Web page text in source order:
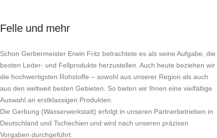
Felle und mehr
Schon Gerbermeister Erwin Fritz betrachtete es als seine Aufgabe, die
besten Leder- und Fellprodukte herzustellen. Auch heute beziehen wir
die hochwertigsten Rohstoffe – sowohl aus unserer Region als auch
aus den weltweit besten Gebieten. So bieten wir Ihnen eine vielfältige
Auswahl an erstklassigen Produkten.
Die Gerbung (Wasserwerkstatt) erfolgt in unseren Partnerbetrieben in
Deutschland und Tschechien und wird nach unseren präzisen
Vorgaben durchgeführt.